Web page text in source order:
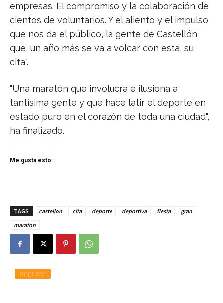
empresas. El compromiso y la colaboración de
cientos de voluntarios. Y el aliento y el impulso
que nos da el público, la gente de Castellón
que, un año más se va a volcar con esta, su
cita".
"Una maratón que involucra e ilusiona a
tantísima gente y que hace latir el deporte en
estado puro en el corazón de toda una ciudad",
ha finalizado.
Me gusta esto:
TAGS castellon cita deporte deportiva fiesta
gran
maraton
Imprimir